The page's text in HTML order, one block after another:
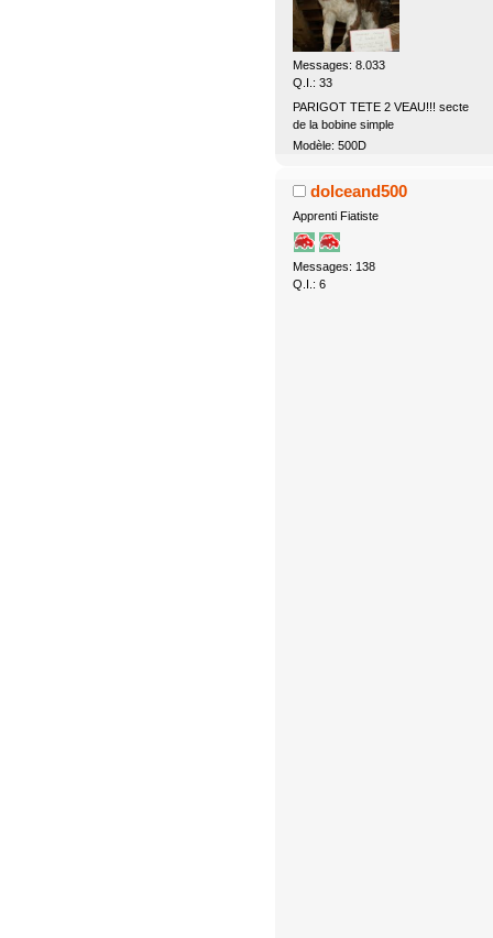
Messages: 8.033
Q.I.: 33
PARIGOT TETE 2 VEAU!!! secte
de la bobine simple
Modèle: 500D
dolceand500
Apprenti Fiatiste
Messages: 138
Q.I.: 6